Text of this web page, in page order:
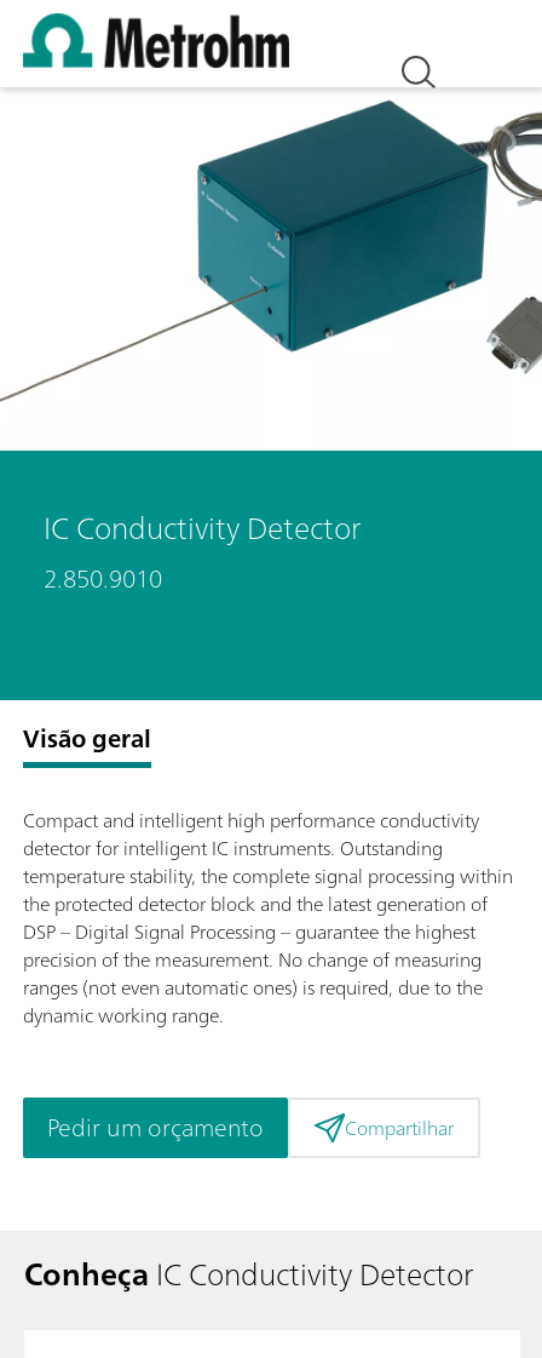
IC Conductivity Detector
2.850.9010
Visão geral
Compact and intelligent high performance conductivity
detector for intelligent IC instruments. Outstanding
temperature stability, the complete signal processing within
the protected detector block and the latest generation of
DSP – Digital Signal Processing – guarantee the highest
precision of the measurement. No change of measuring
ranges (not even automatic ones) is required, due to the
dynamic working range.
Pedir um orçamento Compartilhar
Conheça IC Conductivity Detector